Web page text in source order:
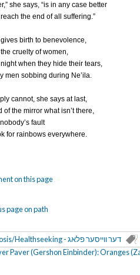
she says, “is in any case better
the end of all suffering.”
birth to benevolence,
cruelty of women,
night when they hide their tears,
men sobbing during Ne’ila.
cannot, she says at last,
of the mirror what isn’t there,
fault
for rainbows everywhere.
on this page
page on path
Tuberculosis/Healthseeking - דער ווייסער פלאג
Paver (Gershon Einbinder): Oranges